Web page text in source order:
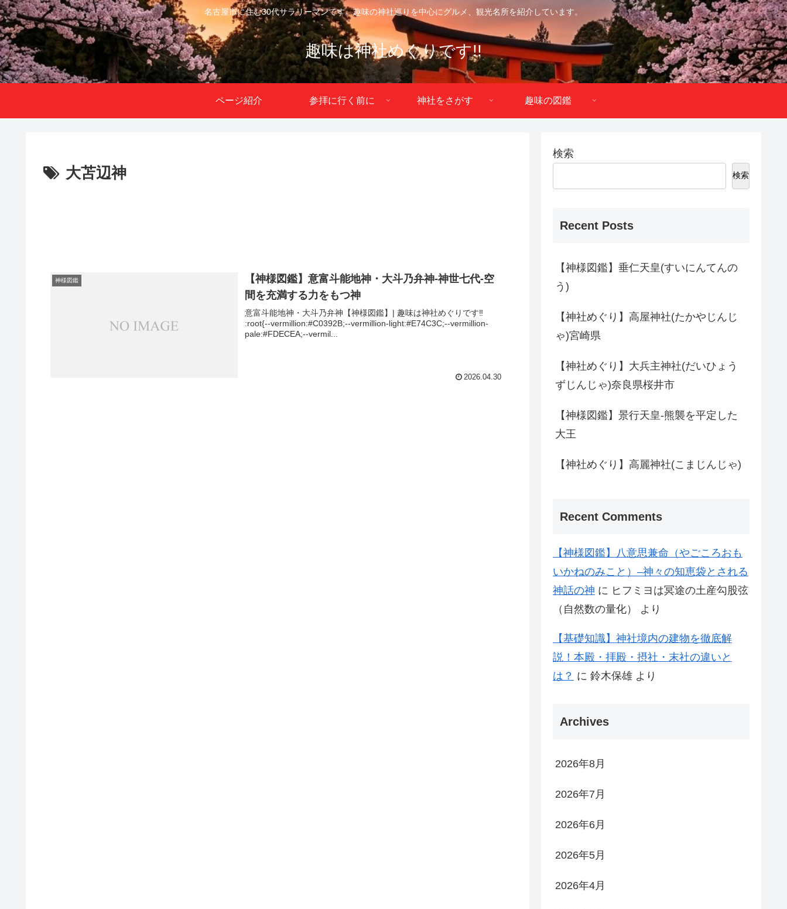
名古屋市に住む30代サラリーマンです。趣味の神社巡りを中心にグルメ、観光名所を紹介しています。
趣味は神社めぐりです!!
ページ紹介 参拝に行く前に 神社をさがす 趣味の図鑑
大苫辺神
神様図鑑
【神様図鑑】意富斗能地神・大斗乃弁神-神世七代-空
間を充満する力をもつ神
意富斗能地神・大斗乃弁神【神様図鑑】| 趣味は神社めぐりです‼
:root{--vermillion:#C0392B;--vermillion-light:#E74C3C;--vermillion-
pale:#FDECEA;--vermil...
2026.04.30
検索
検索
Recent Posts
【神様図鑑】垂仁天皇(すいにんてんの
う)
【神社めぐり】高屋神社(たかやじんじ
ゃ)宮崎県
【神社めぐり】大兵主神社(だいひょう
ずじんじゃ)奈良県桜井市
【神様図鑑】景行天皇-熊襲を平定した
大王
【神社めぐり】高麗神社(こまじんじゃ)
Recent Comments
【神様図鑑】八意思兼命（やごころおも
いかねのみこと）–神々の知恵袋とされる
神話の神 に ヒフミヨは冥途の土産勾股弦
（自然数の量化）
より
【基礎知識】神社境内の建物を徹底解
説！本殿・拝殿・摂社・末社の違いと
は？ に 鈴木保雄 より
Archives
2026年8月
2026年7月
2026年6月
2026年5月
2026年4月